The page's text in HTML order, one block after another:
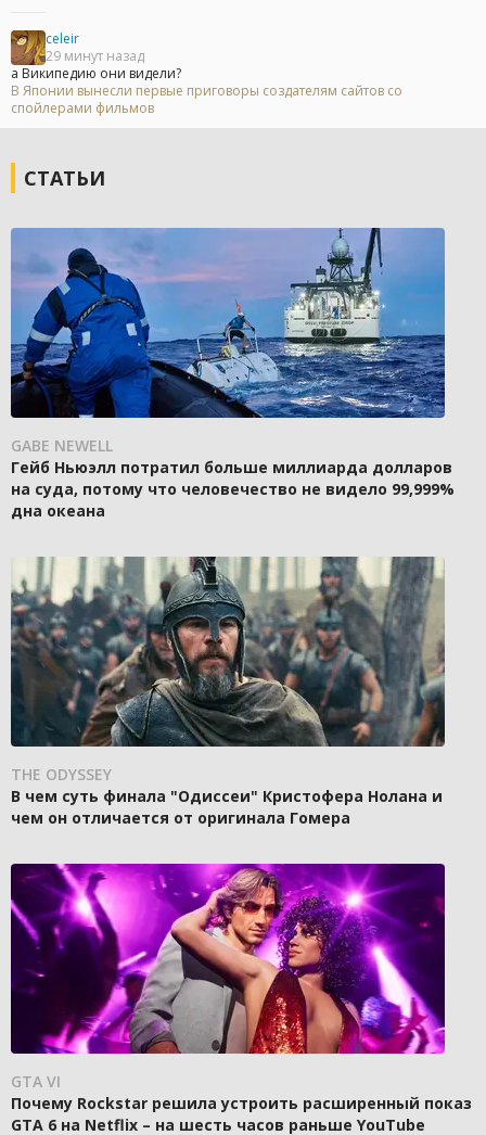
celeir
29 минут назад
а Википедию они видели?
В Японии вынесли первые приговоры создателям сайтов со
спойлерами фильмов
СТАТЬИ
GABE NEWELL
Гейб Ньюэлл потратил больше миллиарда долларов
на суда, потому что человечество не видело 99,999%
дна океана
THE ODYSSEY
В чем суть финала "Одиссеи" Кристофера Нолана и
чем он отличается от оригинала Гомера
GTA VI
Почему Rockstar решила устроить расширенный показ
GTA 6 на Netflix – на шесть часов раньше YouTube